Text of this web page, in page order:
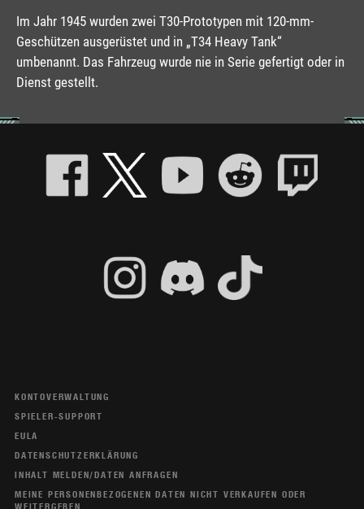
Im Jahr 1945 wurden zwei T30-Prototypen mit 120-mm-
Geschützen ausgerüstet und in „T34 Heavy Tank“
umbenannt. Das Fahrzeug wurde nie in Serie gefertigt oder in
Dienst gestellt.
KONTOVERWALTUNG
SPIELER-SUPPORT
EULA
DATENSCHUTZERKLÄRUNG
INHALT MELDEN/DATEN ANFRAGEN
MEINE PERSONENBEZOGENEN DATEN NICHT VERKAUFEN ODER
WEITERGEBEN